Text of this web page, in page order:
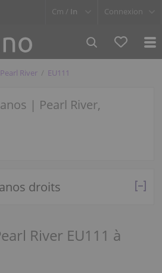
Cm / In Connexion
Pearl River EU111
| Pearl River,
droits
River EU111 à